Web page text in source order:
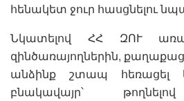
հենակետ ջուր հասցնելու
Նկատելով ՀՀ ԶՈՒ
զինծառայողներին,
անձինք շտապ հեռացել
բնակավայր՝